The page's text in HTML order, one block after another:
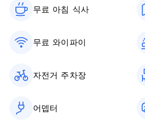
무료 아침 식사‎
무료 와이파이
자전거 주차장
어뎁터